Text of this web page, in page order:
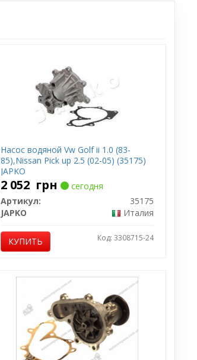
Насос водяной Vw Golf ii 1.0 (83-
85),Nissan Pick up 2.5 (02-05) (35175)
JAPKO
2 052 грн
сегодня
Артикул:
35175
JAPKO
Италия
КУПИТЬ Код: 3308715-24